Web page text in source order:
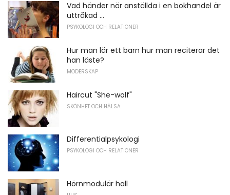
Vad händer när anställda i en bokhandel är
uttråkad ...
PSYKOLOGI OCH RELATIONER
Hur man lär ett barn hur man reciterar det
han läste?
MODERSKAP
Haircut "She-wolf"
SKÖNHET OCH HÄLSA
Differentialpsykologi
PSYKOLOGI OCH RELATIONER
Hörnmodulär hall